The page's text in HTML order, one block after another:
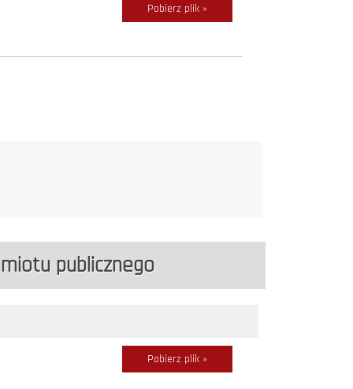
Pobierz plik »
publicznego
Pobierz plik »